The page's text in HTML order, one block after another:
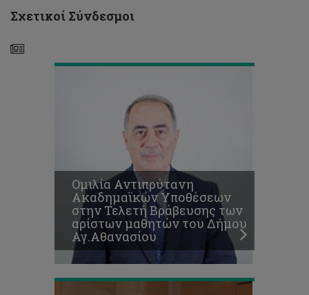
Σχετικοί Σύνδεσμοι
του
Δήμου
Ομιλία Αντιπρύτανη
Ακαδημαϊκών Υποθέσεων
στην Τελετή Βράβευσης των
αρίστων μαθητών του Δήμου
Αγ.Αθανασίου
Το
Τεχνολογικό
Πανεπιστήμιο
αποχαιρετά
τον
Ουράνιο
Ιωάννιδη